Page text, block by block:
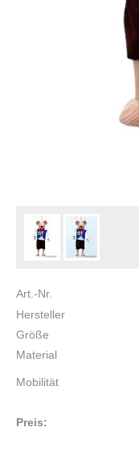
Art.-Nr.
Hersteller
Größe
Material
Mobilität
Preis: